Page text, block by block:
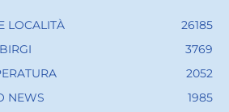
LOCALITÀ
26185
3769
2052
NEWS
1985